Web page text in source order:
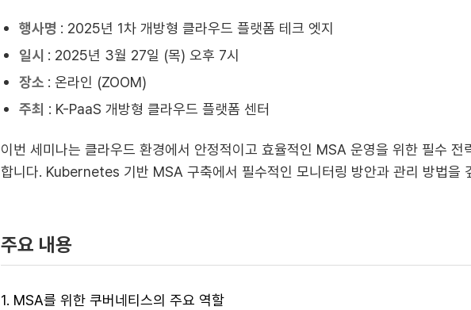
행사명 : 2025년 1차 개방형 클라우드 플랫폼 테크 엣지
일시 : 2025년 3월 27일 (목) 오후 7시
장소 : 온라인 (ZOOM)
주최 : K-PaaS 개방형 클라우드 플랫폼 센터
이번 세미나는 클라우드 환경에서 안정적이고 효율적인 MSA 운영을 위한 필수
합니다. Kubernetes 기반 MSA 구축에서 필수적인 모니터링 방안과 관리 방법을
주요 내용
1. MSA를 위한 쿠버네티스의 주요 역할